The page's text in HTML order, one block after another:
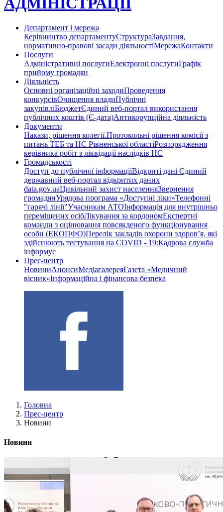
Департамент і мережа
Керівництво департаментуСтруктураЗавдання,
нормативно-правові засади діяльностіМережаКонтакти
Послуги
Адміністративні послугиЕлектронні послугиГрафік
прийому громадян
Діяльність
Основні організаційні заходиПроведення
конкурсівОчищення владиПублічні
закупівліБюджетЄдиний веб-портал використання
публічних коштів (Є-дата)Антикорупційна діяльність
Документи
Накази, рішення колегії.Протокольні рішення комісії з
питань ТЕБ та НС Рівненської областіРозпорядження
керівника робіт з ліквідації наслідків НС
Громадськості
Доступ до публічної інформаціїВідкриті дані Єдиний
державний веб-портал відкритих даних
data.gov.uaЦивільний захист населенняЗвернення
громадянУрядова програма «Доступні ліки»Телефонні
"гарячі лінії"Учасникам АТОІнформація для внутрішньо
переміщених осібЛікування за кордономЕкспертні
команди з оцінювання повсякденого функціонування
особи (ЕКОПФО)Перелік закладів охорони здоров’я, які
здійснюють тестування на COVID - 19:Кадрова служба
інформує
Прес-центр
НовиниАнонсиМедіагалереяГазета «Медичний
вісник»Інформаційна і фінансова безпека
Головна
Прес-центр
Новини
Новини